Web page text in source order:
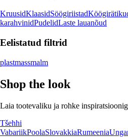
KruusidKlaasidSöögiriistad
karahvinidPudelidLaste lauanõud
Eelistatud filtrid
plastmassmalm
Shop the look
Laia tootevaliku ja rohke
Tšehhi
VabariikPoolaSlovakkiaRumeenia